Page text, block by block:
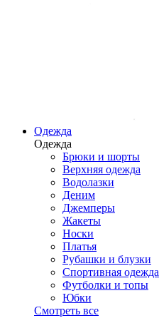
Одежда
Одежда
Брюки и шорты
Верхняя одежда
Водолазки
Деним
Джемперы
Жакеты
Носки
Платья
Рубашки и блузки
Спортивная одежда
Футболки и топы
Юбки
Смотреть все